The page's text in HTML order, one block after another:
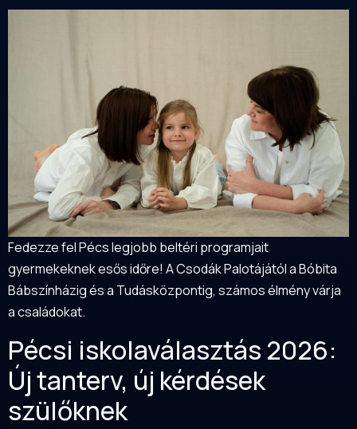
Fedezze fel Pécs legjobb beltéri programjait
gyermekeknek esős időre! A Csodák Palotájától a Bóbita
Bábszínházig és a Tudásközpontig, számos élmény várja
a családokat.
Pécsi iskolaválasztás 2026:
Új tanterv, új kérdések
szülőknek